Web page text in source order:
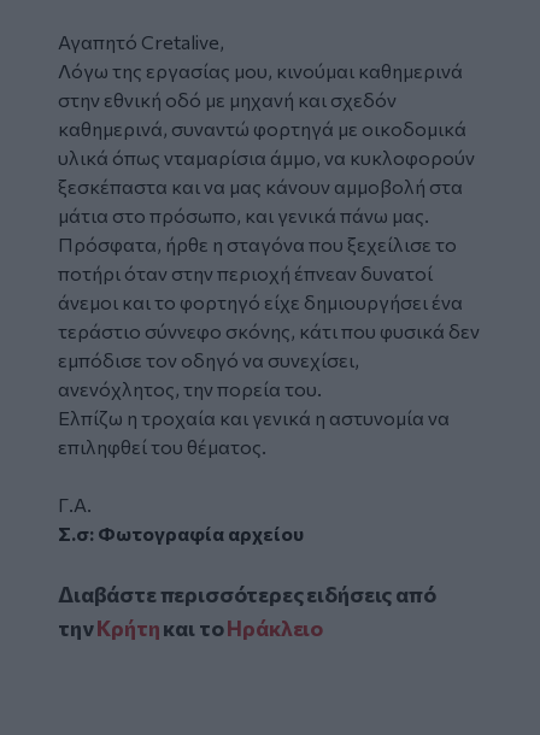
Αγαπητό Cretalive,
Λόγω της εργασίας μου, κινούμαι καθημερινά
στην εθνική οδό με μηχανή και σχεδόν
καθημερινά, συναντώ φορτηγά με οικοδομικά
υλικά όπως νταμαρίσια άμμο, να κυκλοφορούν
ξεσκέπαστα και να μας κάνουν αμμοβολή στα
μάτια στο πρόσωπο, και γενικά πάνω μας.
Πρόσφατα, ήρθε η σταγόνα που ξεχείλισε το
ποτήρι όταν στην περιοχή έπνεαν δυνατοί
άνεμοι και το φορτηγό είχε δημιουργήσει ένα
τεράστιο σύννεφο σκόνης, κάτι που φυσικά δεν
εμπόδισε τον οδηγό να συνεχίσει,
ανενόχλητος, την πορεία του.
Ελπίζω η τροχαία και γενικά η αστυνομία να
επιληφθεί του θέματος.
Γ.Α.
Σ.σ: Φωτογραφία αρχείου
Διαβάστε περισσότερες ειδήσεις από
τηνΚρήτηκαι τοΗράκλειο